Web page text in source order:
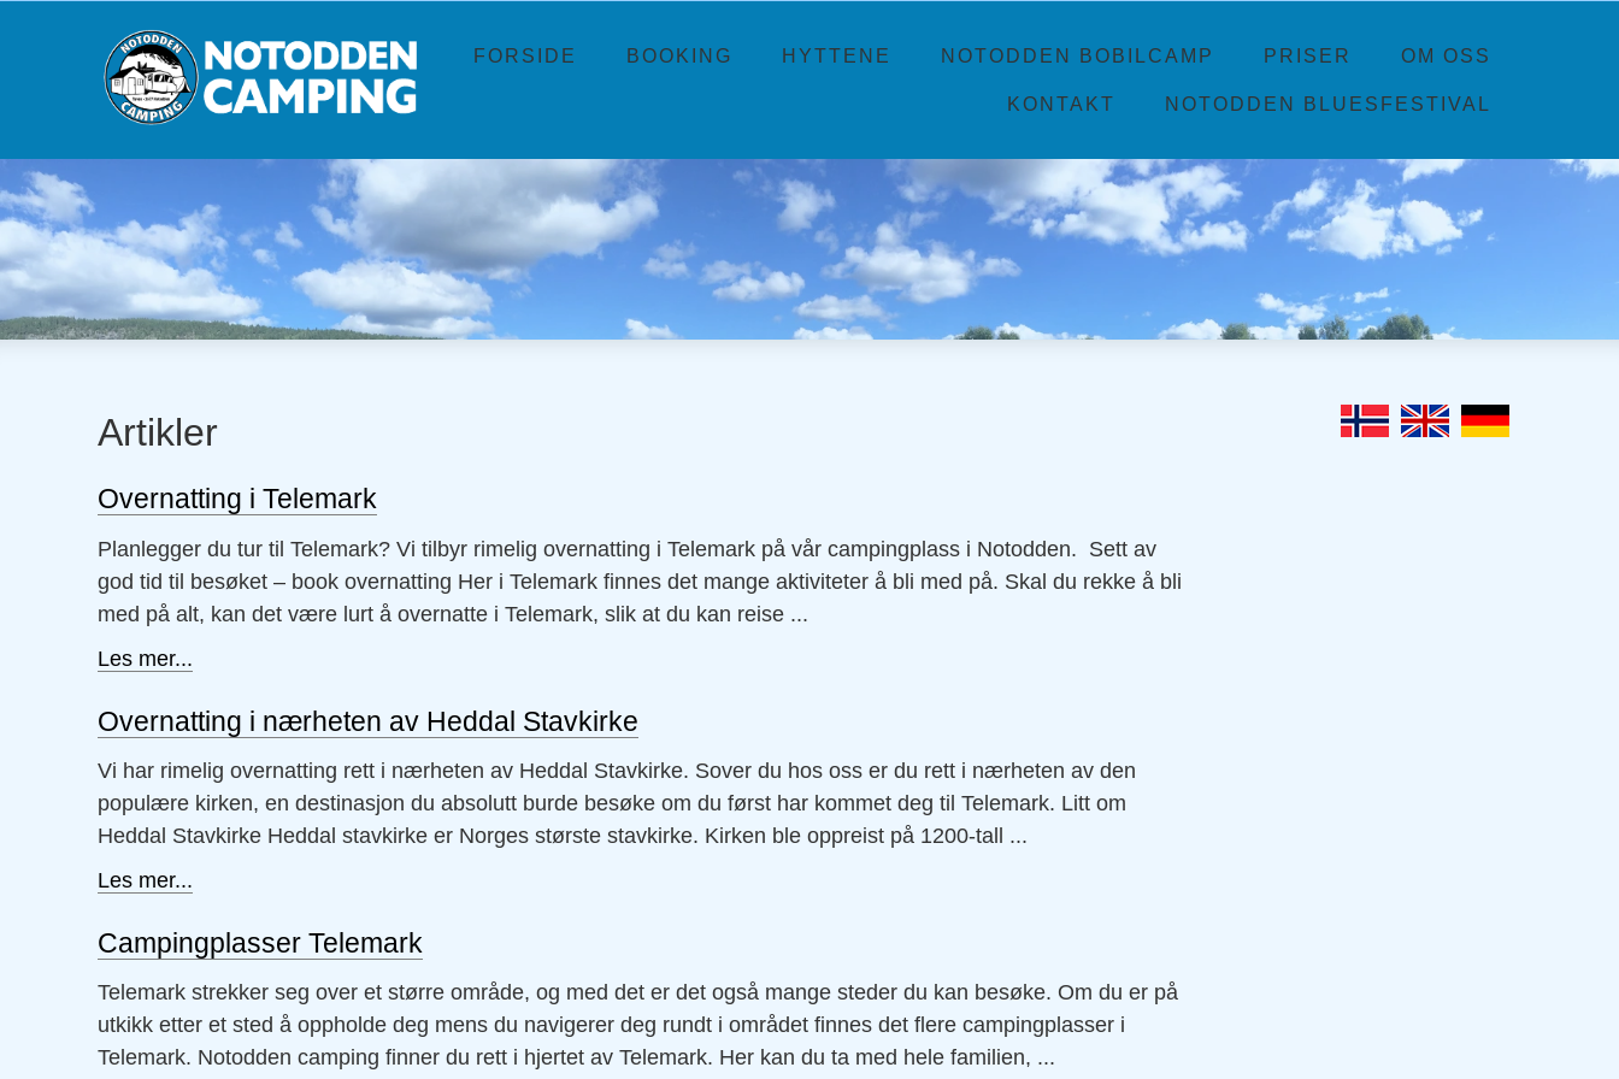
FORSIDE BOOKING HYTTENE NOTODDEN BOBILCAMP PRISER OM OSS
KONTAKT NOTODDEN BLUESFESTIVAL
Artikler
Overnatting i Telemark
Planlegger du tur til Telemark? Vi tilbyr rimelig overnatting i Telemark på vår campingplass i Notodden. Sett av
god tid til besøket – book overnatting Her i Telemark finnes det mange aktiviteter å bli med på. Skal du rekke å bli
med på alt, kan det være lurt å overnatte i Telemark, slik at du kan reise ...
Les mer...
Overnatting i nærheten av Heddal Stavkirke
Vi har rimelig overnatting rett i nærheten av Heddal Stavkirke. Sover du hos oss er du rett i nærheten av den
populære kirken, en destinasjon du absolutt burde besøke om du først har kommet deg til Telemark. Litt om
Heddal Stavkirke Heddal stavkirke er Norges største stavkirke. Kirken ble oppreist på 1200-tall ...
Les mer...
Campingplasser Telemark
Telemark strekker seg over et større område, og med det er det også mange steder du kan besøke. Om du er på
utkikk etter et sted å oppholde deg mens du navigerer deg rundt i området finnes det flere campingplasser i
Telemark. Notodden camping finner du rett i hjertet av Telemark. Her kan du ta med hele familien, ...